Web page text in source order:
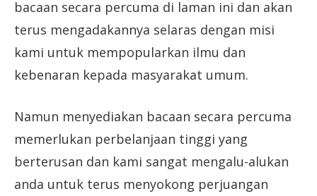
bacaan secara percuma di laman ini dan akan
terus mengadakannya selaras dengan misi
kami untuk mempopularkan ilmu dan
kebenaran kepada masyarakat umum.
Namun menyediakan bacaan secara percuma
memerlukan perbelanjaan tinggi yang
berterusan dan kami sangat mengalu-alukan
anda untuk terus menyokong perjuangan